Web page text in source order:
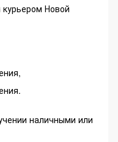
Новой
наличными или